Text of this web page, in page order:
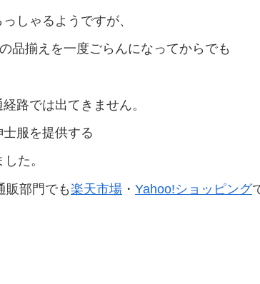
しゃるようですが、
品揃えを一度ごらんになってからでも
路では出てきません。
服を提供する
た。
販部門でも楽天市場 ・ Yahoo!ショッピング